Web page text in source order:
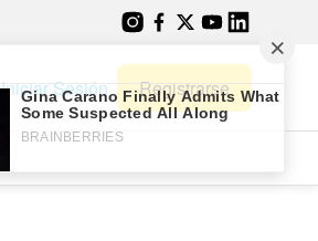
Iniciar Sesión Registrarse